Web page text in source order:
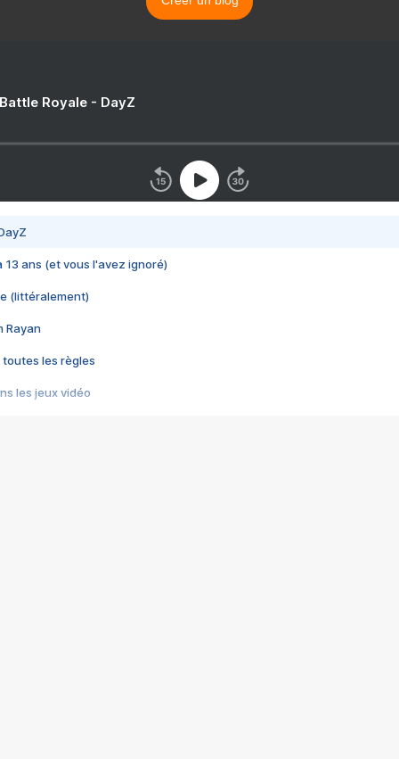
Royale - DayZ
13 ans (et vous l'avez ignoré)
(littéralement)
Rayan
toutes les règles
les jeux vidéo